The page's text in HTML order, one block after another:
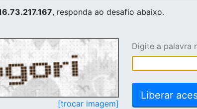
, responda ao desafio abaixo.
[trocar imagem]
Digite a palavra